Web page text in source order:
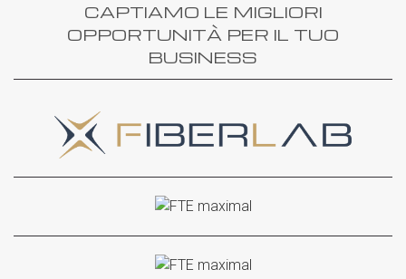
CAPTIAMO LE MIGLIORI
OPPORTUNITÀ PER IL TUO
BUSINESS